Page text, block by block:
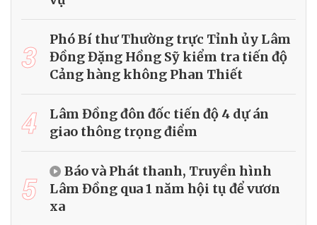
3
Phó Bí thư Thường trực Tỉnh ủy Lâm
Đồng Đặng Hồng Sỹ kiểm tra tiến độ
Cảng hàng không Phan Thiết
4
Lâm Đồng đôn đốc tiến độ 4 dự án
giao thông trọng điểm
5
Báo và Phát thanh, Truyền hình
Lâm Đồng qua 1 năm hội tụ để vươn
xa